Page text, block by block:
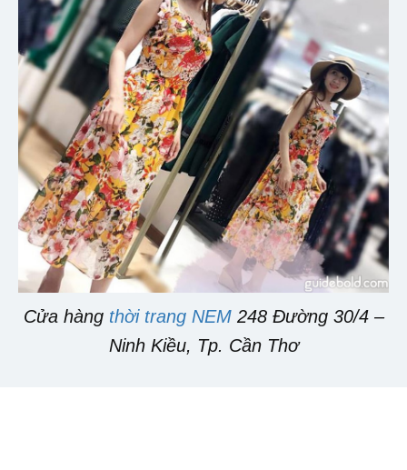
Cửa hàng thời trang NEM248 Đường 30/4 –
Ninh Kiều, Tp. Cần Thơ